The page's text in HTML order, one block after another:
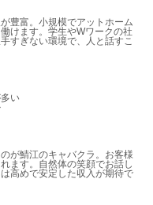
豊富。小規模でアットホーム
けます。学生やWワークの社
すぎない環境で、人と話すこ
い
が鯖江のキャバクラ。お客様
ます。自然体の笑顔でお話し
高めで安定した収入が期待で